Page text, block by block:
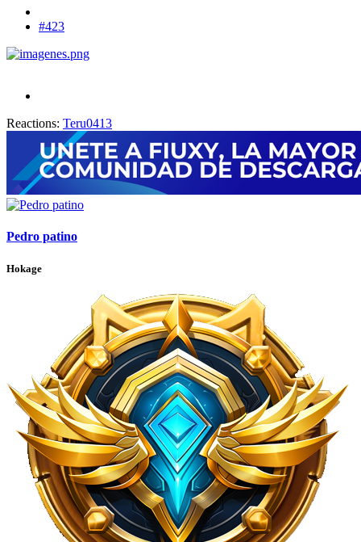
#423
Reactions: Teru0413
Pedro patino
Hokage